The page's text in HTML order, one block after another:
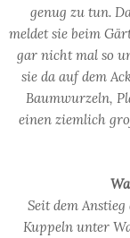
genug zu tun.
meldet sie beim
gar nicht mal so
sie da auf dem
Baumwurzeln,
einen ziemlich
Seit dem
Kuppeln unter